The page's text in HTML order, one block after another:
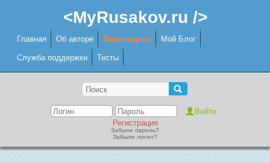
<MyRusakov.ru />
Главная Об авторе Видеокурсы Мой Блог
Служба поддержки Тесты
Регистрация
Забыли пароль?
Забыли логин?